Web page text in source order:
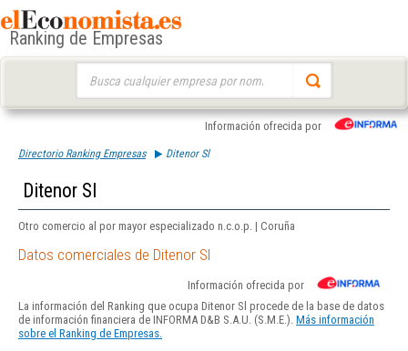
Ranking de Empresas
Información ofrecida por
Directorio Ranking Empresas Ditenor Sl
Ditenor Sl
Otro comercio al por mayor especializado n.c.o.p. | Coruña
Datos comerciales de Ditenor Sl
Información ofrecida por
La información del Ranking que ocupa Ditenor Sl procede de la base de datos
de información financiera de INFORMA D&B S.A.U. (S.M.E.). Más información
sobre el Ranking de Empresas.